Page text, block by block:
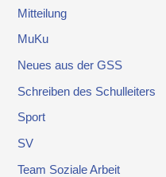
Mitteilung
MuKu
Neues aus der GSS
Schreiben des Schulleiters
Sport
SV
Team Soziale Arbeit